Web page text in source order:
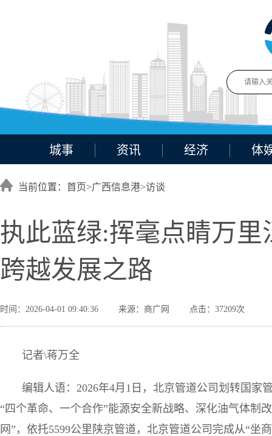
城事 资讯 经济 体
当前位置：首页>广西信息港>访谈
执此蓝绿:挥毫点睛万
跨越发展之路
时间：2026-04-01 09:40:36 来源：商广网 点击：37209次
记者\蒋万全
编辑人语：2026年4月1日，北京管道公司划转国家
“四个革命、一个合作”能源安全新战略、深化油气体制
网”，依托5599公里陕京管道，北京管道公司完成从“坐